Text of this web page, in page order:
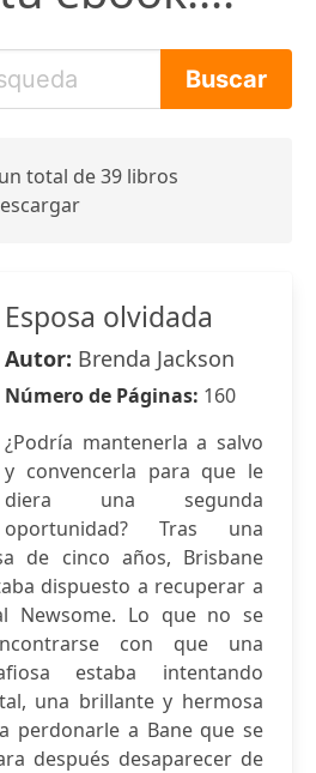
total de 39 libros
Esposa olvidada
Autor: Brenda Jackson
Número de Páginas: 160
¿Podría mantenerla a salvo
y convencerla para que le
diera una segunda
oportunidad? Tras una
de cinco años, Brisbane
dispuesto a recuperar a
Newsome. Lo que no se
con que una
estaba intentando
una brillante y hermosa
perdonarle a Bane que se
después desaparecer de